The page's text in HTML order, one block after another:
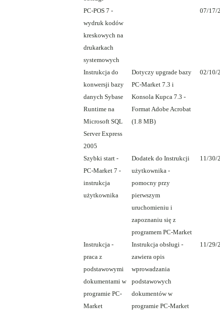
PC-POS 7 -
wydruk kodów
kreskowych na
drukarkach
systemowych
07/17/
Instrukcja do
konwersji bazy
danych Sybase
Runtime na
Microsoft SQL
Server Express
2005
Dotyczy upgrade bazy
PC-Market 7.3 i
Konsola Kupca 7.3 -
Format Adobe Acrobat
(1.8 MB)
02/10/
Szybki start -
PC-Market 7 -
instrukcja
użytkownika
Dodatek do Instrukcji
użytkownika -
pomocny przy
pierwszym
uruchomieniu i
zapoznaniu się z
programem PC-Market
11/30/
Instrukcja -
praca z
podstawowymi
dokumentami w
programie PC-
Market
Instrukcja obsługi -
zawiera opis
wprowadzania
podstawowych
dokumentów w
programie PC-Market
11/29/